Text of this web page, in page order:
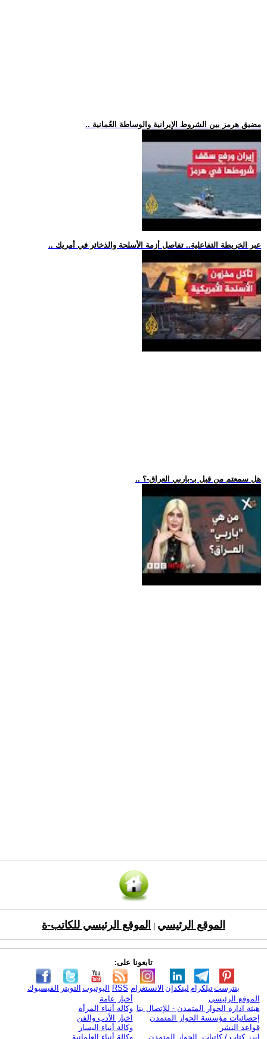
.. مضيق هرمز بين الشروط الإيرانية والوساطة العُمانية
.. عبر الخريطة التفاعلية.. تفاصل أزمة الأسلحة والذخائر في أمريك
.. هل سمعتم من قبل بـ-باربي العراق-؟
الموقع الرئيسي الموقع الرئيسي للكاتب-ة
تابعونا على:
الفيسبوك التويتر اليوتيوب RSS الانستغرام لينكدإن تيلكرامبنترست
الموقع الرئيسي
هيئة ادارة الحوار المتمدن - للإتصال بنا
إحصائيات مؤسسة الحوار المتمدن
قواعد النشر
ابرز كتاب / كاتبات الحوار المتمدن
أخبار عامة
وكالة أنباء المرأة
اخبار الأدب والفن
وكالة أنباء اليسار
وكالة أنباء العلمانية